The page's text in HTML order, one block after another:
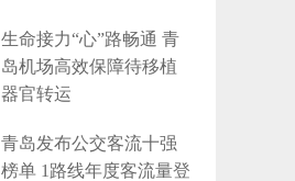
生命接力“心”路畅通 青
岛机场高效保障待移植
器官转运
青岛发布公交客流十强
榜单 1路线年度客流量登